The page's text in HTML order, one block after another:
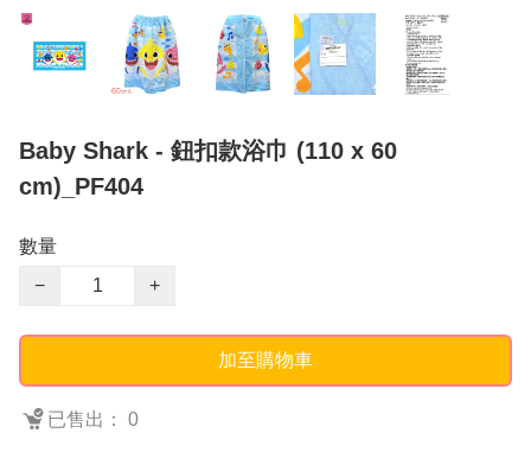
Baby Shark - 鈕扣款浴巾 (110 x 60
cm)_PF404
數量
−
+
加至購物車
已售出： 0